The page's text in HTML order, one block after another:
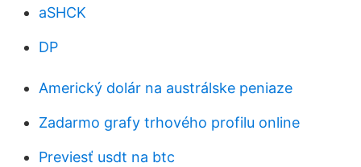
aSHCK
DP
Americký dolár na austrálske peniaze
Zadarmo grafy trhového profilu online
Previesť usdt na btc